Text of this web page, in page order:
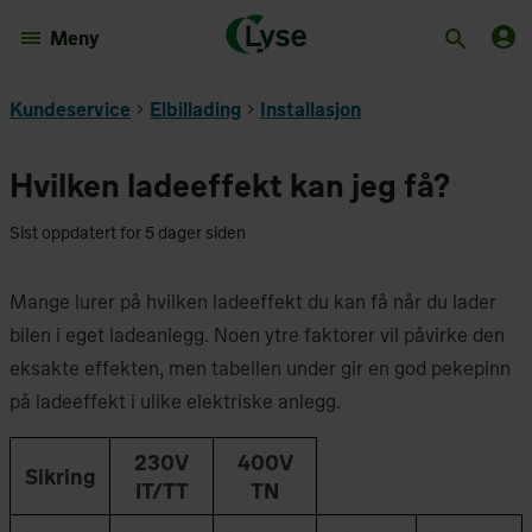
Meny
Kundeservice Elbillading Installasjon
Hvilken ladeeffekt kan jeg få?
Sist oppdatert for 5 dager siden
Mange lurer på hvilken ladeeffekt du kan få når du lader
bilen i eget ladeanlegg. Noen ytre faktorer vil påvirke den
eksakte effekten, men tabellen under gir en god pekepinn
på ladeeffekt i ulike elektriske anlegg.
Sikring
230V
IT/TT
400V
TN